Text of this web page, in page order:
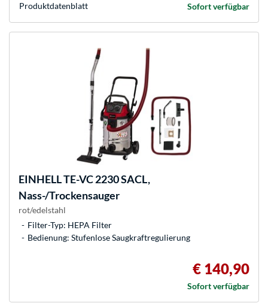
Sofort verfügbar
Produkt­datenblatt
EINHELLTE-VC 2230 SACL,
Nass-/Trockensauger
rot/edelstahl
Filter-Typ: HEPA Filter
Bedienung: Stufenlose Saugkraftregulierung
€ 140,90
Sofort verfügbar